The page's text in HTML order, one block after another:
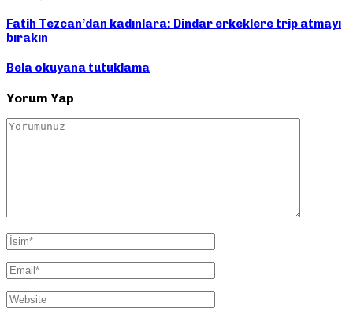
Fatih Tezcan’dan kadınlara: Dindar erkeklere trip atmayı
bırakın
Bela okuyana tutuklama
Yorum Yap